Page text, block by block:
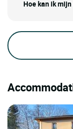
Hoe kan ik